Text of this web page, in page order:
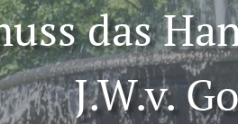
das
J.W.v.